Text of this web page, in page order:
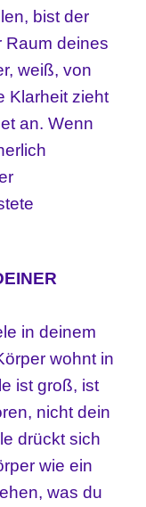
bist der
Raum deines
weiß, von
Klarheit zieht
an. Wenn
in deinem
wohnt in
ist groß, ist
nicht dein
drückt sich
wie ein
was du